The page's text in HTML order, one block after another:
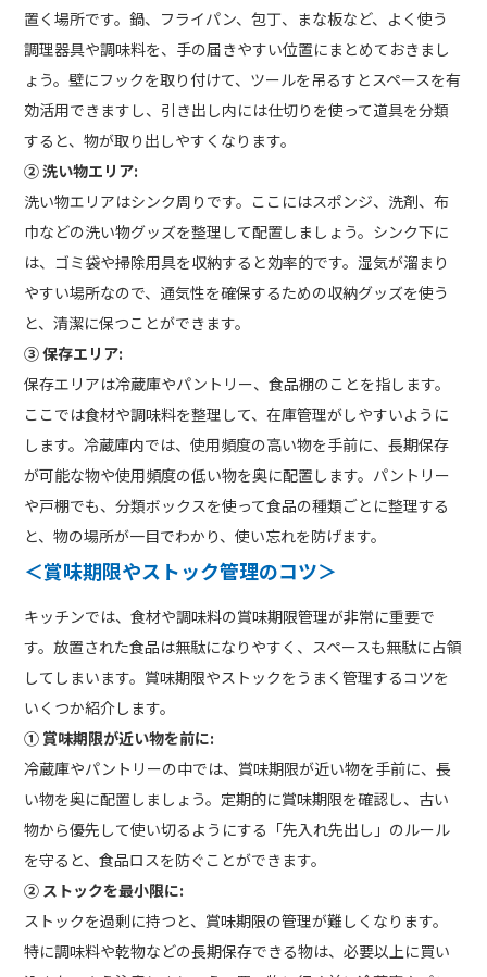
置く場所です。鍋、フライパン、包丁、まな板など、よく使う
調理器具や調味料を、手の届きやすい位置にまとめておきまし
ょう。壁にフックを取り付けて、ツールを吊るすとスペースを有
効活用できますし、引き出し内には仕切りを使って道具を分類
すると、物が取り出しやすくなります。
② 洗い物エリア:
洗い物エリアはシンク周りです。ここにはスポンジ、洗剤、布
巾などの洗い物グッズを整理して配置しましょう。シンク下に
は、ゴミ袋や掃除用具を収納すると効率的です。湿気が溜まり
やすい場所なので、通気性を確保するための収納グッズを使う
と、清潔に保つことができます。
③ 保存エリア:
保存エリアは冷蔵庫やパントリー、食品棚のことを指します。
ここでは食材や調味料を整理して、在庫管理がしやすいように
します。冷蔵庫内では、使用頻度の高い物を手前に、長期保存
が可能な物や使用頻度の低い物を奥に配置します。パントリー
や戸棚でも、分類ボックスを使って食品の種類ごとに整理する
と、物の場所が一目でわかり、使い忘れを防げます。
＜賞味期限やストック管理のコツ＞
キッチンでは、食材や調味料の賞味期限管理が非常に重要で
す。放置された食品は無駄になりやすく、スペースも無駄に占領
してしまいます。賞味期限やストックをうまく管理するコツを
いくつか紹介します。
① 賞味期限が近い物を前に:
冷蔵庫やパントリーの中では、賞味期限が近い物を手前に、長
い物を奥に配置しましょう。定期的に賞味期限を確認し、古い
物から優先して使い切るようにする「先入れ先出し」のルール
を守ると、食品ロスを防ぐことができます。
② ストックを最小限に:
ストックを過剰に持つと、賞味期限の管理が難しくなります。
特に調味料や乾物などの長期保存できる物は、必要以上に買い